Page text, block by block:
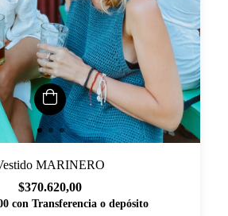
MARINERO
$370.620,00
con Transferencia o depósito